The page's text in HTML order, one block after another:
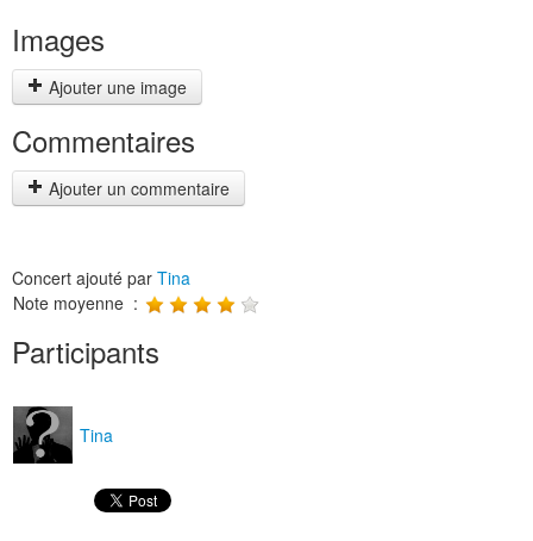
Images
Ajouter une image
Commentaires
Ajouter un commentaire
Concert ajouté par Tina
Note moyenne :
Participants
Tina